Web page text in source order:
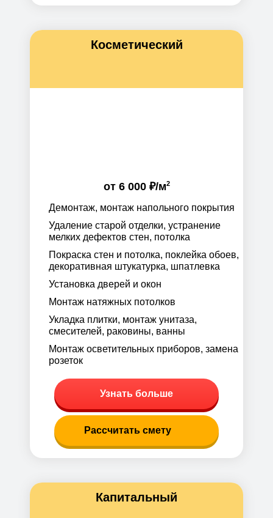
Косметический
от6 000 ₽/м2
Демонтаж, монтаж напольного покрытия
Удаление старой отделки, устранение
мелких дефектов стен, потолка
Покраска стен и потолка, поклейка обоев,
декоративная штукатурка, шпатлевка
Установка дверей и окон
Монтаж натяжных потолков
Укладка плитки, монтаж унитаза,
смесителей, раковины, ванны
Монтаж осветительных приборов, замена
розеток
Узнать больше
Рассчитать смету
Капитальный